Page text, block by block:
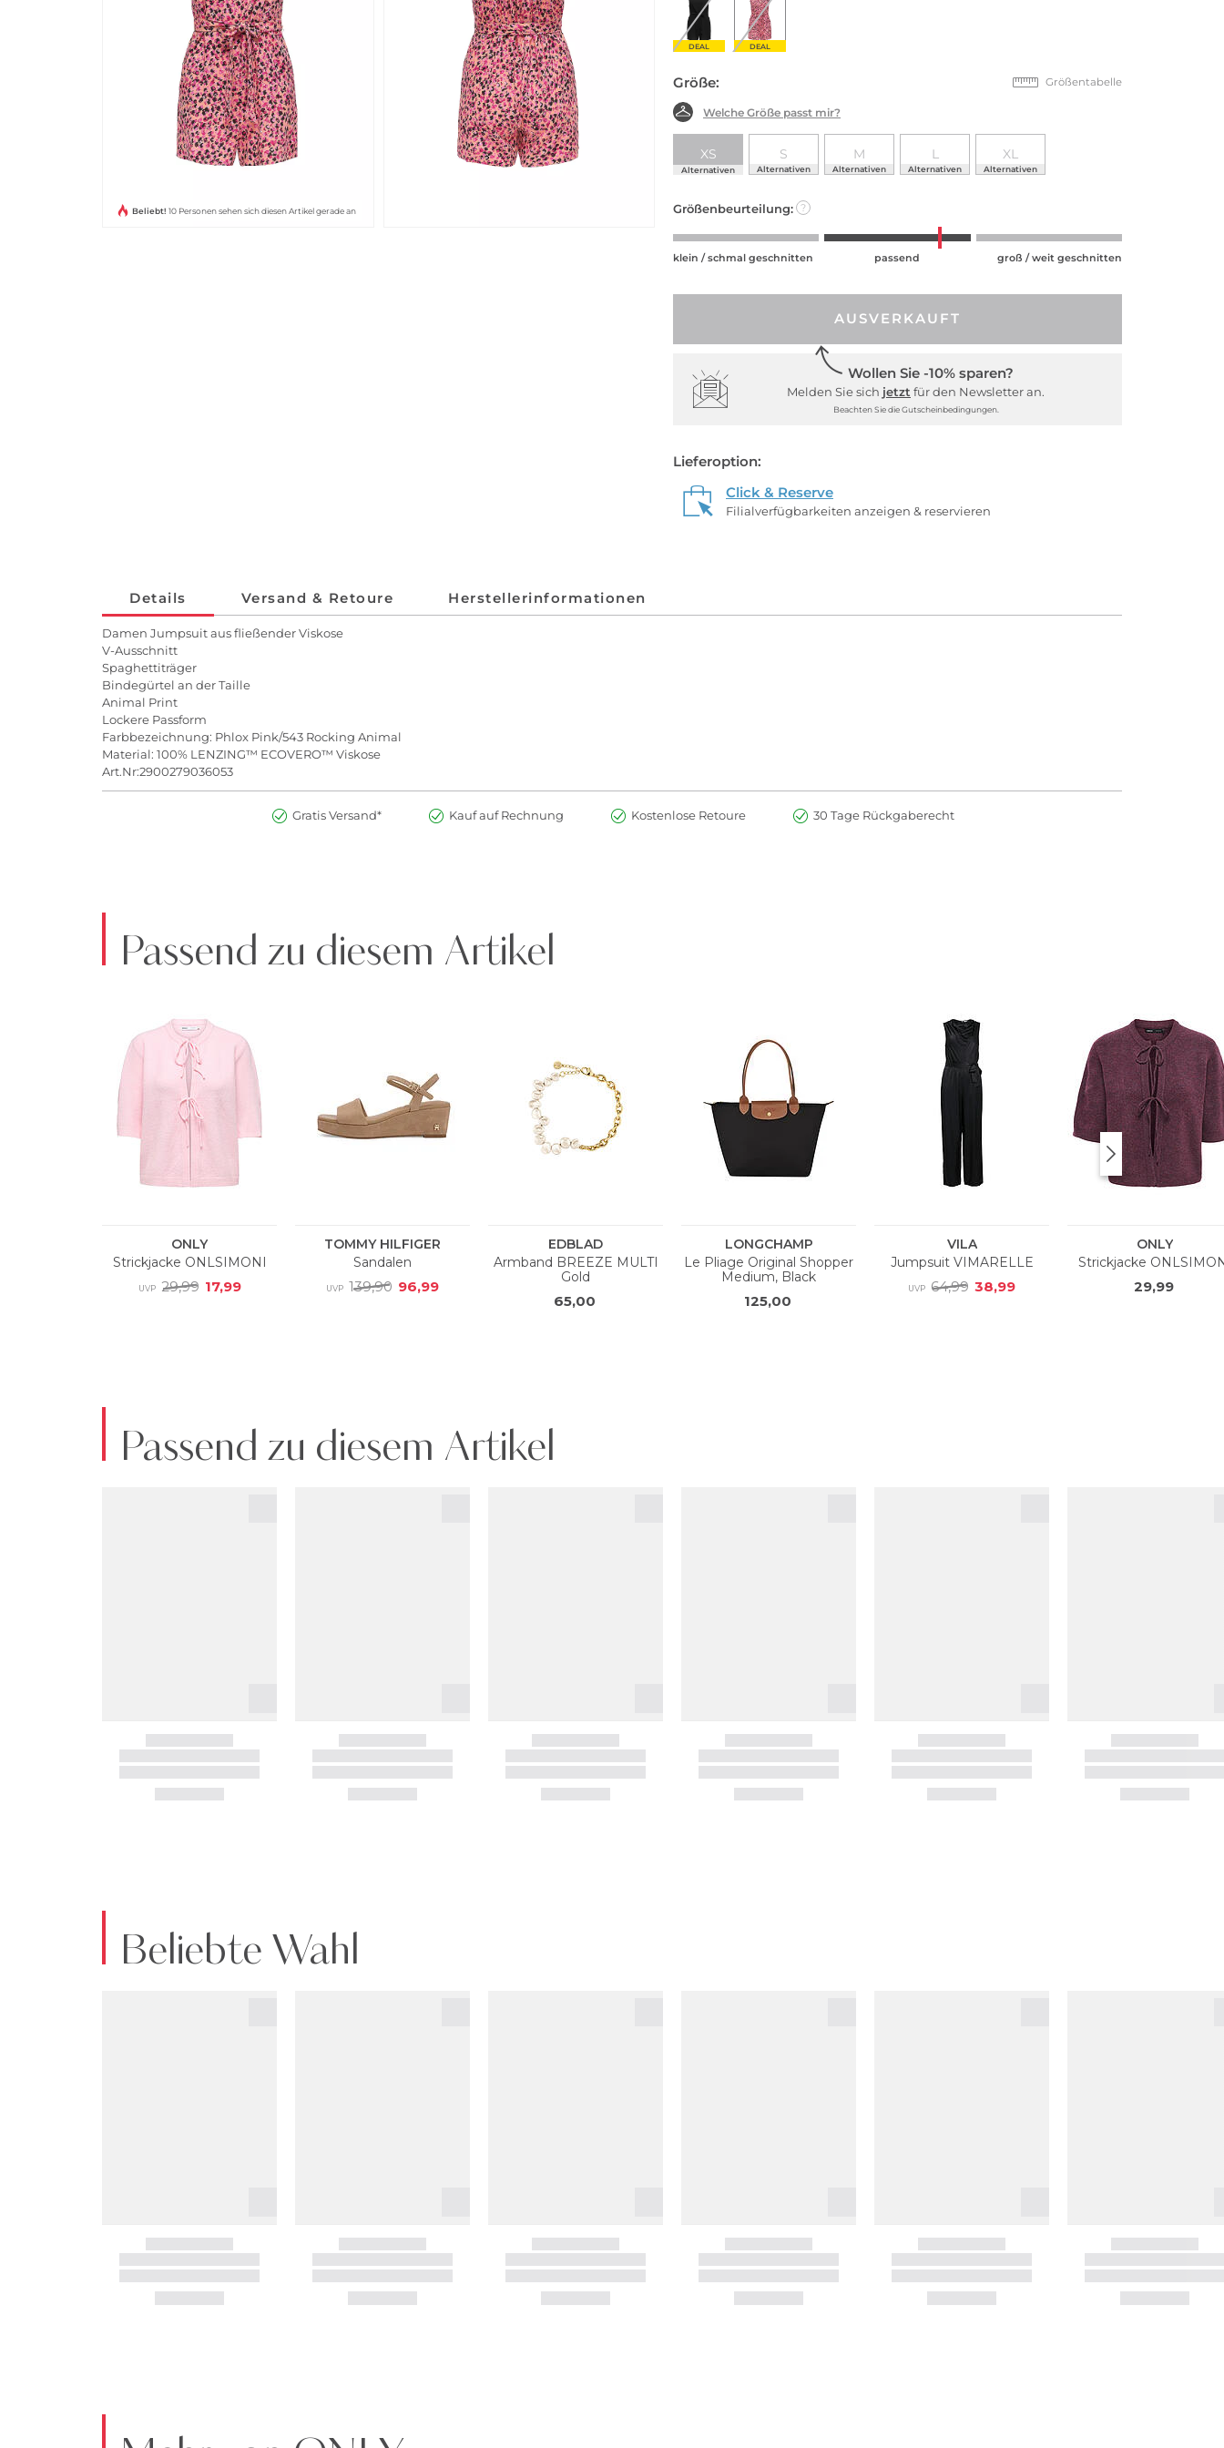
Beliebt! 10 Personen sehen sich diesen Artikel gerade an
DEAL DEAL
Größe: Größentabelle
Welche Größe passt mir?
XS
Alternativen
S
Alternativen
M
Alternativen
L
Alternativen
XL
Alternativen
Größenbeurteilung: ?
klein / schmal geschnitten passend groß / weit geschnitten
AUSVERKAUFT
Wollen Sie -10% sparen?
Melden Sie sich jetzt für den Newsletter an.
Beachten Sie die Gutscheinbedingungen.
Lieferoption:
Click & Reserve
Filialverfügbarkeiten anzeigen & reservieren
Details Versand & Retoure Herstellerinformationen
Damen Jumpsuit aus fließender Viskose
V-Ausschnitt
Spaghettiträger
Bindegürtel an der Taille
Animal Print
Lockere Passform
Farbbezeichnung: Phlox Pink/543 Rocking Animal
Material: 100% LENZING™ ECOVERO™ Viskose
Art.Nr:2900279036053
Gratis Versand* Kauf auf Rechnung Kostenlose Retoure 30 Tage Rückgaberecht
Passend zu diesem Artikel
Passend zu diesem Artikel
Beliebte Wahl